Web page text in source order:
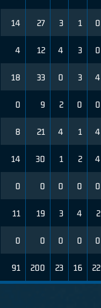
14 27 3 1 0
4 12 4 3 0
18 33 0 3 4
0 9 2 0 0
8 21 4 1 4
14 30 1 2 4
0 0 0 0 0
11 19 3 4 2
0 0 0 0 0
91 200 23 16 22